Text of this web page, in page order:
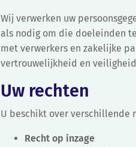
Wij verwerken uw
als nodig om die doeleinden
met verwerkers en zakelijke
vertrouwelijkheid en
Uw rechten
U beschikt over verschillende
Recht op inzage